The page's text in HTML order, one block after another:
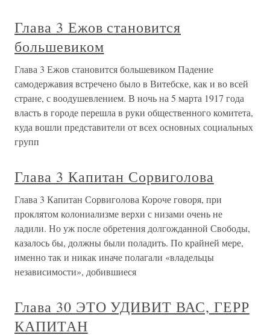
Глава 3 Ежов становится
большевиком
Глава 3 Ежов становится большевиком Падение
самодержавия встречено было в Витебске, как и во всей
стране, с воодушевлением. В ночь на 5 марта 1917 года
власть в городе перешла в руки общественного комитета,
куда вошли представители от всех основных социальных
групп
Глава 3 Капитан Сорвиголова
Глава 3 Капитан Сорвиголова Короче говоря, при
проклятом колониализме верхи с низами очень не
ладили. Но уж после обретения долгожданной Свободы,
казалось бы, должны были поладить. По крайней мере,
именно так и никак иначе полагали «владельцы
независимости», добившиеся
Глава 30 ЭТО УДИВИТ ВАС, ГЕРР
КАПИТАН